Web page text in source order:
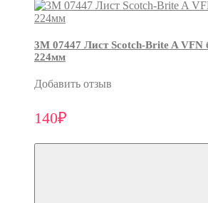
3М 07447 Лист Scotch-Brite A VFN
224мм
Добавить отзыв
140₽